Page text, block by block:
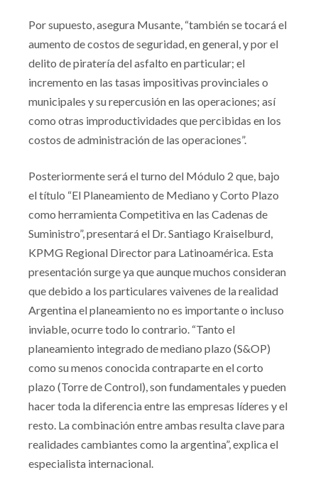
Por supuesto, asegura Musante, “también se tocará el
aumento de costos de seguridad, en general, y por el
delito de piratería del asfalto en particular; el
incremento en las tasas impositivas provinciales o
municipales y su repercusión en las operaciones; así
como otras improductividades que percibidas en los
costos de administración de las operaciones”.
Posteriormente será el turno del Módulo 2 que, bajo
el título “El Planeamiento de Mediano y Corto Plazo
como herramienta Competitiva en las Cadenas de
Suministro”, presentará el Dr. Santiago Kraiselburd,
KPMG Regional Director para Latinoamérica. Esta
presentación surge ya que aunque muchos consideran
que debido a los particulares vaivenes de la realidad
Argentina el planeamiento no es importante o incluso
inviable, ocurre todo lo contrario. “Tanto el
planeamiento integrado de mediano plazo (S&OP)
como su menos conocida contraparte en el corto
plazo (Torre de Control), son fundamentales y pueden
hacer toda la diferencia entre las empresas líderes y el
resto. La combinación entre ambas resulta clave para
realidades cambiantes como la argentina”, explica el
especialista internacional.